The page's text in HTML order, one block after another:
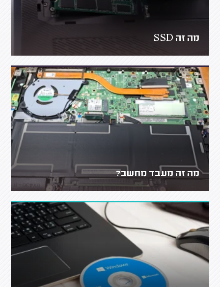
מה זה SSD
מה זה מעבד מחשב?